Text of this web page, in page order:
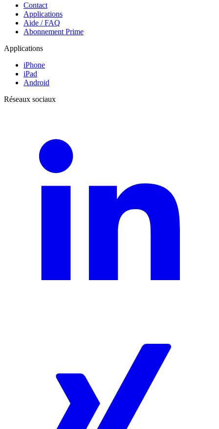
Contact
Applications
Aide / FAQ
Abonnement Prime
Applications
iPhone
iPad
Android
Réseaux sociaux